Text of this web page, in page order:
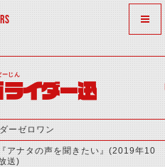
ーじん
イダー迅
ーゼロワン
アナタの声を聞きたい』(2019年10
送)